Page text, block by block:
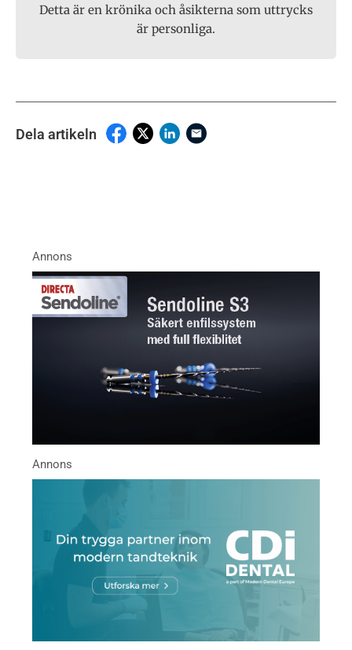
Detta är en krönika och åsikterna som uttrycks
är personliga.
Dela artikeln